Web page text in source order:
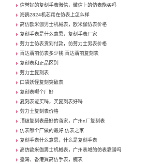
信誉好的复刻手表微信，微信上的仿表能买吗
海鸥2824机芯用在仿表上怎么样
高仿欧米伽男士机械表，欧米伽仿表价格
复刻手表是什么意思，复刻手表厂家
劳力士仿表货到付款，仿劳力士男表价格
百达翡丽仿表多少钱,百达翡丽复刻表
复刻表和正品区别
劳力士复刻表
口袋妖怪复刻突破表
复刻表哪个厂好
复刻表能买吗，买复刻表好吗
劳力士复刻表价格
顶级复刻表最好的商家，广州n厂复刻表
仿表哪个厂做的最好,仿表之家
复刻手表什么意思，什么是复刻手表
高仿欧米伽男士机械表，广州表城的仿表靠谱吗
臺灣、香港買高仿手表，腕表